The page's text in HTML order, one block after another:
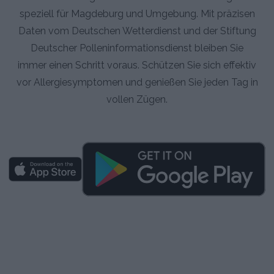
speziell für Magdeburg und Umgebung. Mit präzisen
Daten vom Deutschen Wetterdienst und der Stiftung
Deutscher Polleninformationsdienst bleiben Sie
immer einen Schritt voraus. Schützen Sie sich effektiv
vor Allergiesymptomen und genießen Sie jeden Tag in
vollen Zügen.